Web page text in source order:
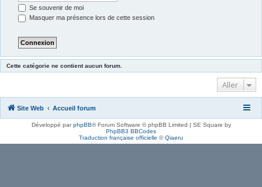
Se souvenir de moi
Masquer ma présence lors de cette session
Cette catégorie ne contient aucun forum.
Aller
Site Web Accueil forum
Développé parphpBB® Forum Software © phpBB Limited | SE Square by
PhpBB3 BBCodes
Traduction française officielle ©Qiaeru